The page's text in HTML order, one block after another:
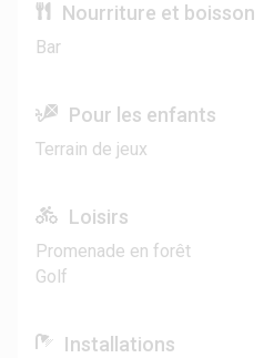
Nourriture et boisson
Bar
Pour les enfants
Terrain de jeux
Loisirs
Promenade en forêt
Golf
Installations